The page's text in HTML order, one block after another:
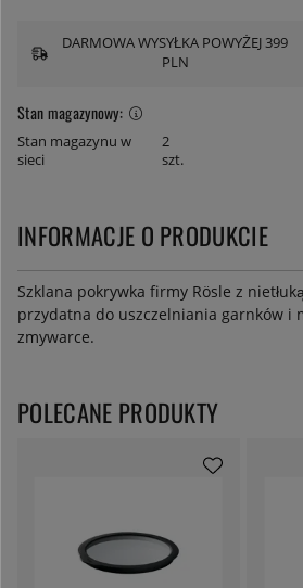
Stan magazynowy:
Stan magazynu w
sieci
2
szt.
DARMOWA WYSYŁKA POWYŻEJ 399
PLN
INFORMACJE O PRODUKCIE
Szklana pokrywka firmy Rösle z
przydatna do uszczelniania garnków i
zmywarce.
POLECANE PRODUKTY